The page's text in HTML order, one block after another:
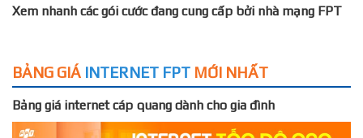
Xem nhanh các gói cước đang cung cấp bởi nhà mạng FPT
BẢNG GIÁ INTERNET FPT MỚI NHẤT
Bảng giá internet cáp quang dành cho gia đình